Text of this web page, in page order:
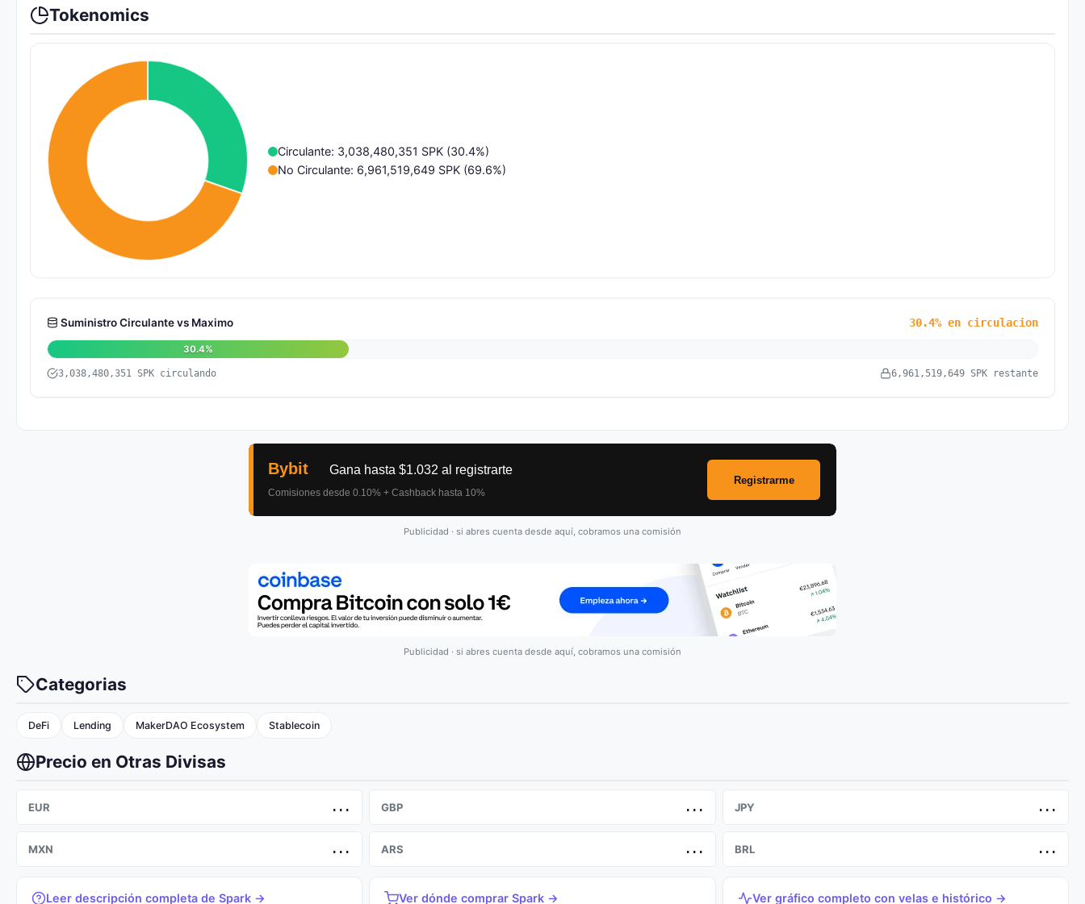
Tokenomics
Circulante: 3,038,480,351 SPK (30.4%)
No Circulante: 6,961,519,649 SPK (69.6%)
Suministro Circulante vs Maximo 30.4% en circulacion
30.4%
3,038,480,351 SPK circulando 6,961,519,649 SPK restante
Publicidad · si abres cuenta desde aquí, cobramos una comisión
Publicidad · si abres cuenta desde aquí, cobramos una comisión
Categorias
DeFi Lending MakerDAO Ecosystem Stablecoin
Precio en Otras Divisas
EUR ... GBP ... JPY ...
MXN ... ARS ... BRL ...
Leer descripción completa de Spark → Ver dónde comprar Spark → Ver gráfico completo con velas e histórico →